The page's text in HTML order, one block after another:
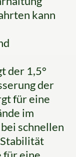
kann
der 1,5°
der
für eine
im
schnellen